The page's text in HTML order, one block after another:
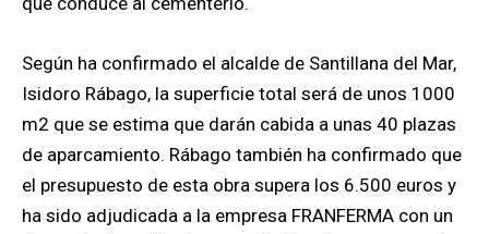
Según ha confirmado el alcalde de Santillana del Mar,
Isidoro Rábago, la superficie total será de unos 1000
m2 que se estima que darán cabida a unas 40 plazas
de aparcamiento. Rábago también ha confirmado que
el presupuesto de esta obra supera los 6.500 euros y
ha sido adjudicada a la empresa FRANFERMA con un